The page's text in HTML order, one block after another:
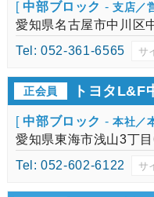
[中部ブロック - 支店／
愛知県名古屋市中川区
Tel: 052-361-6565
サ
正会員 トヨタL&F
[中部ブロック - 本社／
愛知県東海市浅山3丁
Tel: 052-602-6122
サ